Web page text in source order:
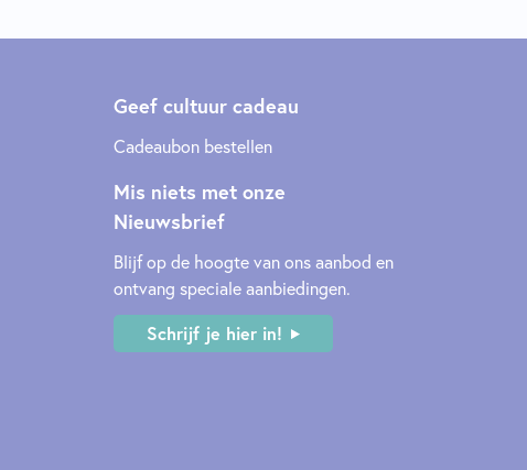
Geef cultuur cadeau
Cadeaubon bestellen
Mis niets met onze
Nieuwsbrief
Blijf op de hoogte van ons aanbod en
ontvang speciale aanbiedingen.
Schrijf je hier in!